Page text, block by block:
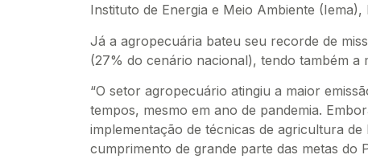
Instituto de Energia e Meio Ambiente (Iema),
Já a agropecuária bateu seu recorde de
(27% do cenário nacional), tendo também a
“O setor agropecuário atingiu a maior
tempos, mesmo em ano de pandemia.
implementação de técnicas de agricultura
cumprimento de grande parte das metas do